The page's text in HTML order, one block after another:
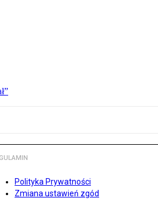
Polityka Prywatności
Zmiana ustawień zgód